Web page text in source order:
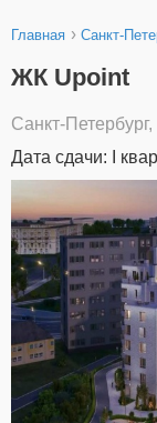
Главная › Санкт-
ЖК Upoint
Санкт-
Дата сдачи: I